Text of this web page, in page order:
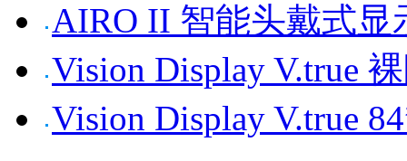
AIRO II 智能头戴式显
Vision Display V.true
Vision Display V.true